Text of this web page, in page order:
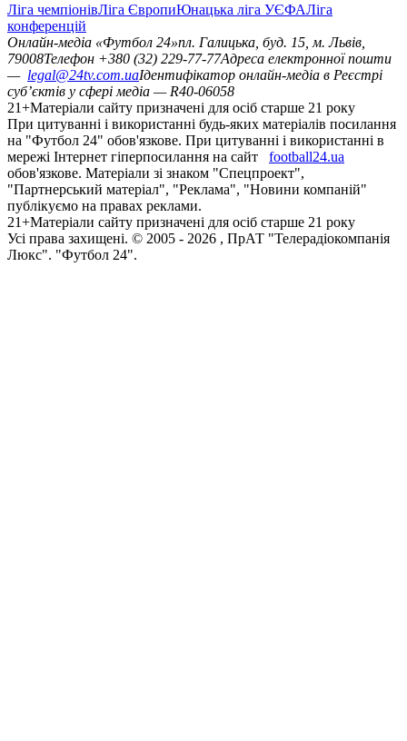
Ліга чемпіонівЛіга ЄвропиЮнацька ліга УЄФАЛіга
конференцій
Онлайн-медіа «Футбол 24»пл. Галицька, буд. 15, м. Львів,
79008Телефон +380 (32) 229-77-77Адреса електронної пошти
— legal@24tv.com.uaІдентифікатор онлайн-медіа в Реєстрі
суб’єктів у сфері медіа — R40-06058
21+Матеріали сайту призначені для осіб старше 21 року
При цитуванні і використанні будь-яких матеріалів посилання
на "Футбол 24" обов'язкове. При цитуванні і використанні в
мережі Інтернет гіперпосилання на сайт
football24.ua
обов'язкове. Матеріали зі знаком "Спецпроект",
"Партнерський матеріал", "Реклама", "Новини компаній"
публікуємо на правах реклами.
21+Матеріали сайту призначені для осіб старше 21 року
Усi права захищенi. © 2005 - 2026 , ПрАТ "Телерадіокомпанія
Люкс". "Футбол 24".